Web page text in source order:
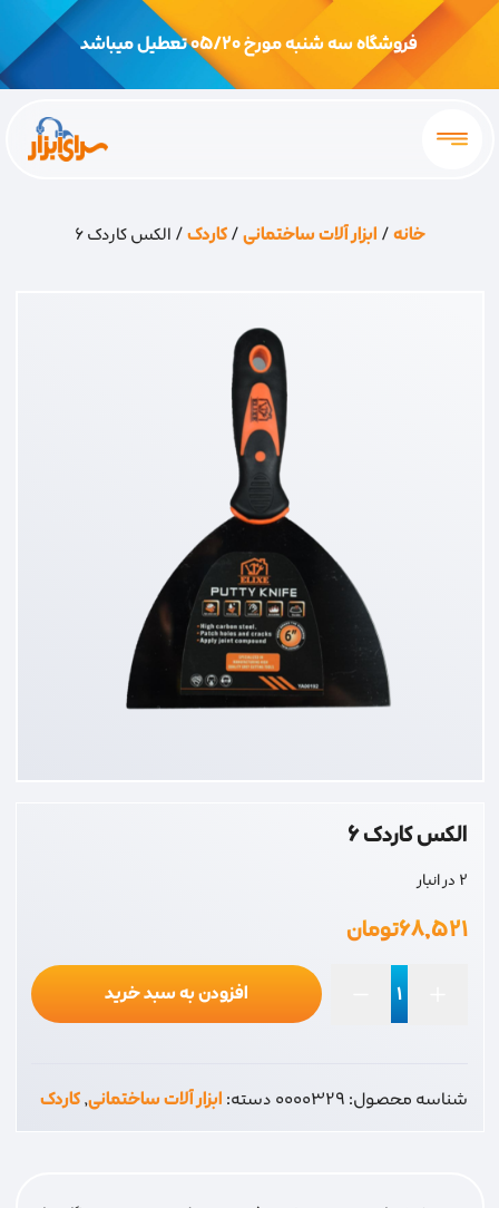
فروشگاه سه شنبه مورخ 05/20 تعطیل میباشد
خانه/ابزار آلات ساختمانی/کاردک/ الکس کاردک 6
الکس کاردک 6
2 در انبار
۶۸,۵۲۱تومان
عدد
افزودن به سبد خرید
شناسه محصول:0000329دسته:ابزار آلات ساختمانی,کاردک